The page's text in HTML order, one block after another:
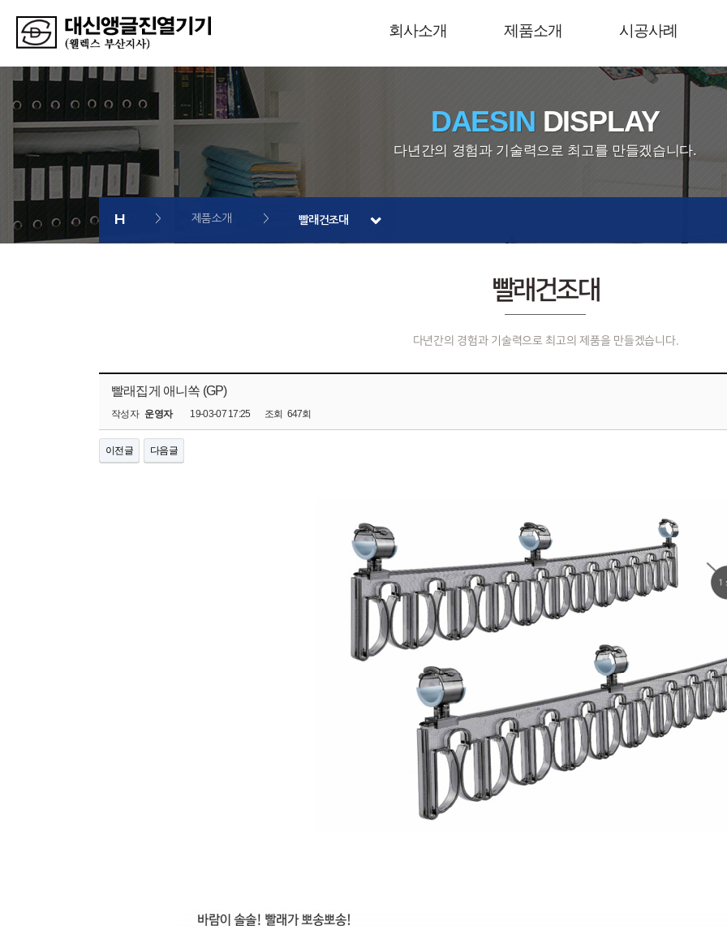
회사소개 제품소개 시공사례
DAESIN DISPLAY
다년간의 경험과 기술력으로 최고를 만들겠습니다.
> 제품소개 > 빨래건조대
빨래건조대
다년간의 경험과 기술력으로 최고의 제품을 만들겠습니다.
빨래집게 애니쏙 (GP)
작성자 운영자 19-03-07 17:25 조회 647회
이전글 다음글